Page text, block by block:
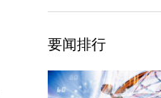
要闻排行